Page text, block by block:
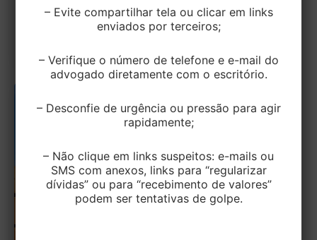
Região (TRT-RS) confirmou a decisão que validou a
– Evite compartilhar tela ou clicar em links
enviados por terceiros;
– Verifique o número de telefone e e-mail do
advogado diretamente com o escritório.
– Desconfie de urgência ou pressão para agir
rapidamente;
– Não clique em links suspeitos: e-mails ou
SMS com anexos, links para “regularizar
dívidas” ou para “recebimento de valores”
podem ser tentativas de golpe.